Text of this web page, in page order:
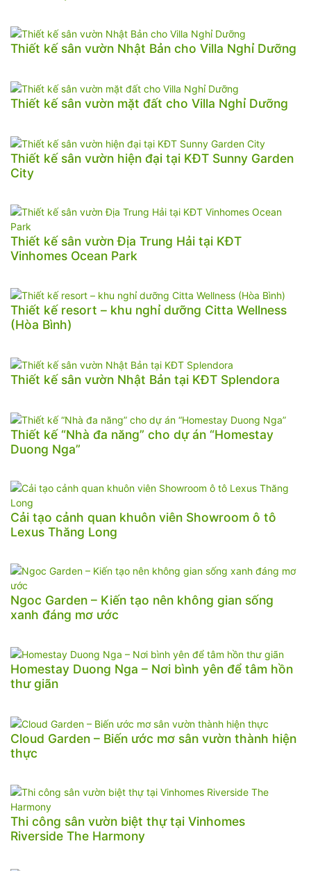
Thiết kế sân vườn Nhật Bản cho Villa Nghỉ Dưỡng
Thiết kế sân vườn mặt đất cho Villa Nghỉ Dưỡng
Thiết kế sân vườn hiện đại tại KĐT Sunny Garden
City
Thiết kế sân vườn Địa Trung Hải tại KĐT
Vinhomes Ocean Park
Thiết kế resort – khu nghỉ dưỡng Citta Wellness
(Hòa Bình)
Thiết kế sân vườn Nhật Bản tại KĐT Splendora
Thiết kế “Nhà đa năng” cho dự án “Homestay
Duong Nga”
Cải tạo cảnh quan khuôn viên Showroom ô tô
Lexus Thăng Long
Ngoc Garden – Kiến tạo nên không gian sống
xanh đáng mơ ước
Homestay Duong Nga – Nơi bình yên để tâm hồn
thư giãn
Cloud Garden – Biến ước mơ sân vườn thành hiện
thực
Thi công sân vườn biệt thự tại Vinhomes
Riverside The Harmony